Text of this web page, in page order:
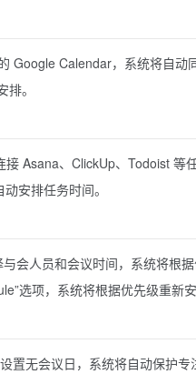
Google Calendar，系统将自动
。
Asana、ClickUp、Todoist 等
安排任务时间。
会人员和会议时间，系统将根据
选项，系统将根据优先级重新安
置无会议日，系统将自动保护专